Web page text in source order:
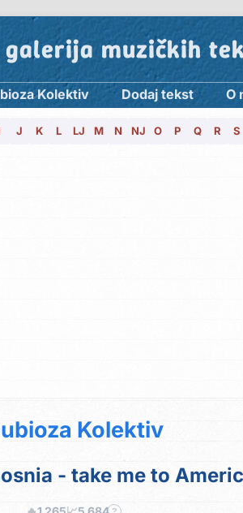
muzičkih
Kolektiv Dodaj tekst O
J K L LJ M N NJ O P Q R S
Kolektiv
- take me to
?